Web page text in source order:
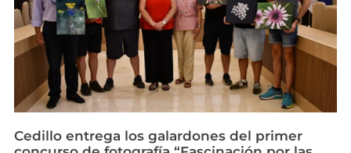
Cedillo entrega los galardones del primer